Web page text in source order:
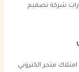
شركة تصميم
متجر الكتروني